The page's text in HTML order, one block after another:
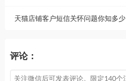
天猫店铺客户短信关怀问题你知多少
评论：